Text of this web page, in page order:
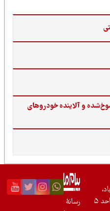
و آلاینده خودروهای
رسانۀ